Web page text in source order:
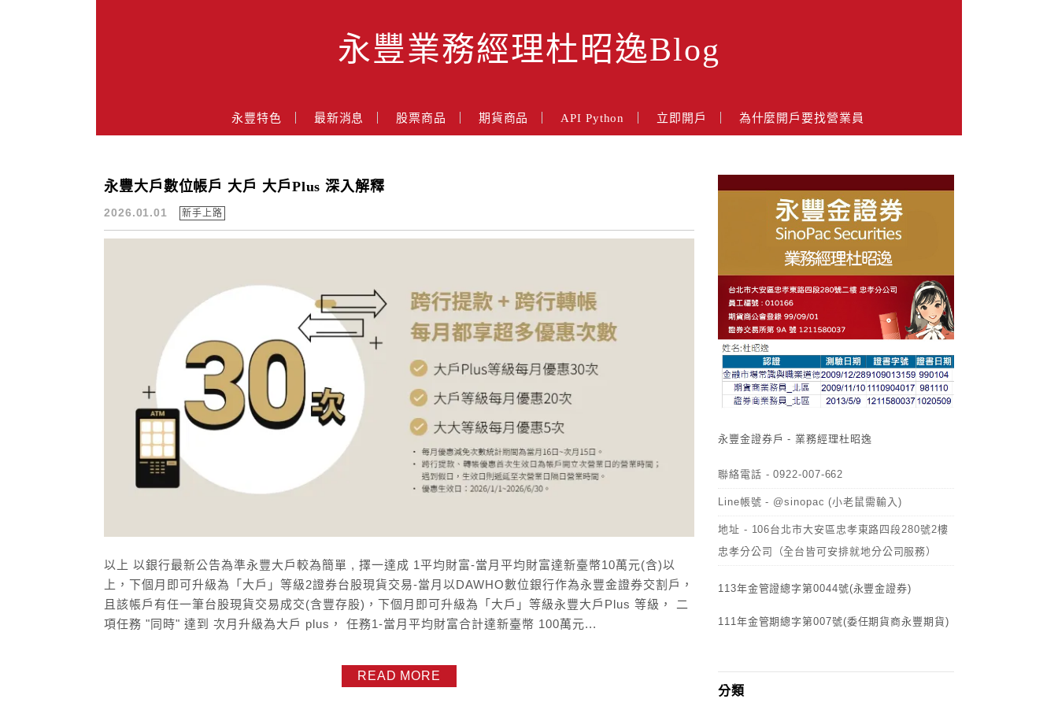
永豐業務經理杜昭逸Blog
永豐業務經理杜昭逸Blog
永豐特色 最新消息 股票商品 期貨商品 API Python 立即開戶 為什麼開戶要找營業員
大戶
永豐大戶數位帳戶 大戶 大戶Plus 深入解釋
2026.01.01 新手上路
以上 以銀行最新公告為準永豐大戶較為簡單 , 擇一達成 1平均財富-當月平均財富達新臺幣10萬元(含)以
上，下個月即可升級為「大戶」等級2證券台股現貨交易-當月以DAWHO數位銀行作為永豐金證券交割戶，
且該帳戶有任一筆台股現貨交易成交(含豐存股)，下個月即可升級為「大戶」等級永豐大戶Plus 等級， 二
項任務 "同時" 達到 次月升級為大戶 plus， 任務1-當月平均財富合計達新臺幣 100萬元...
READ MORE
永豐金證券戶 - 業務經理杜昭逸
聯絡電話 - 0922-007-662
Line帳號 - @sinopac (小老鼠需輸入)
地址 - 106台北市大安區忠孝東路四段280號2樓
忠孝分公司（全台皆可安排就地分公司服務）
113年金管證總字第0044號(永豐金證券)
111年金管期總字第007號(委任期貨商永豐期貨)
分類